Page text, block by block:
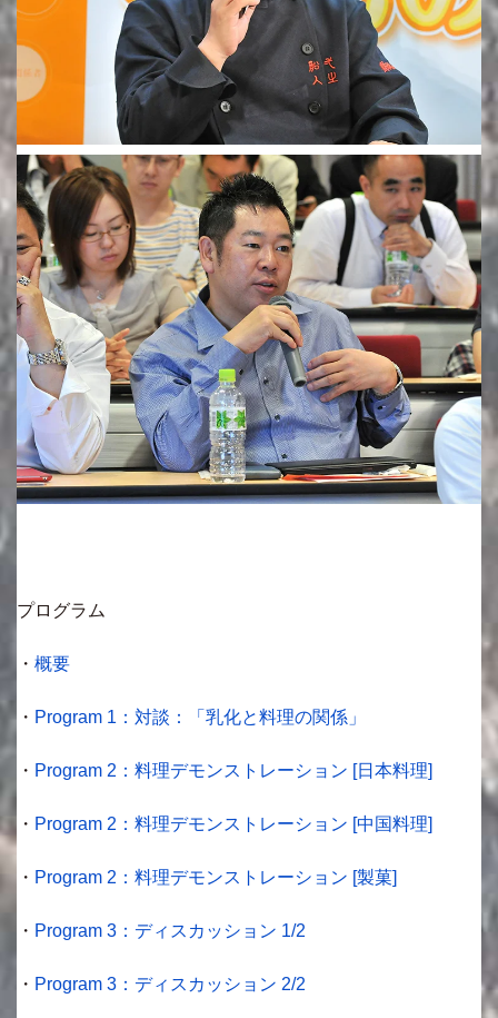
プログラム
・ 概要
・ Program 1：対談：「乳化と料理の関係」
・ Program 2：料理デモンストレーション [日本料理]
・ Program 2：料理デモンストレーション [中国料理]
・ Program 2：料理デモンストレーション [製菓]
・ Program 3：ディスカッション 1/2
・ Program 3：ディスカッション 2/2